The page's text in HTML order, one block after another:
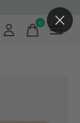
0items